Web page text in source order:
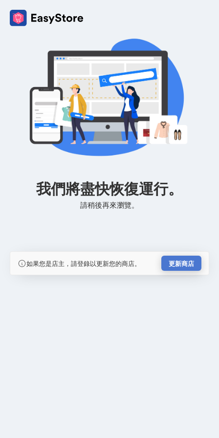
我們將盡快恢復運行。
請稍後再來瀏覽。
如果您是店主，請登錄以更新您的商店。 更新商店